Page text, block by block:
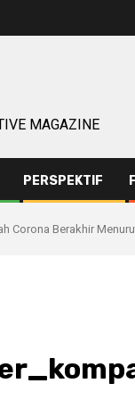
MAGAZINE
PERSPEKTIF
Corona Berakhir